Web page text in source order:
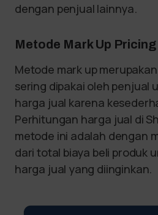
dengan penjual lainnya.
Metode Mark Up Pricing
Metode mark up
sering dipakai oleh penjual
harga jual karena
Perhitungan harga jual di
metode ini adalah dengan
dari total biaya beli produk
harga jual yang diinginkan.